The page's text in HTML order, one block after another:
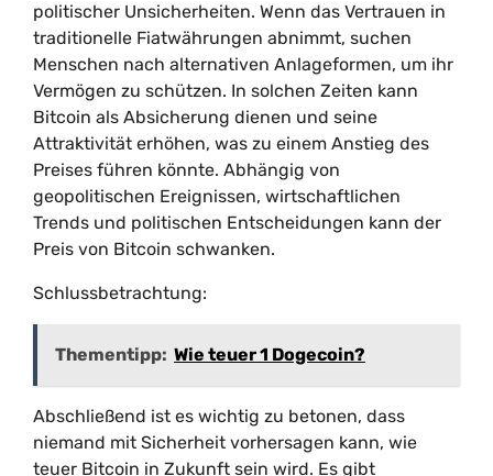
politischer Unsicherheiten. Wenn das Vertrauen in
traditionelle Fiatwährungen abnimmt, suchen
Menschen nach alternativen Anlageformen, um ihr
Vermögen zu schützen. In solchen Zeiten kann
Bitcoin als Absicherung dienen und seine
Attraktivität erhöhen, was zu einem Anstieg des
Preises führen könnte. Abhängig von
geopolitischen Ereignissen, wirtschaftlichen
Trends und politischen Entscheidungen kann der
Preis von Bitcoin schwanken.
Schlussbetrachtung:
Thementipp: Wie teuer 1 Dogecoin?
Abschließend ist es wichtig zu betonen, dass
niemand mit Sicherheit vorhersagen kann, wie
teuer Bitcoin in Zukunft sein wird. Es gibt